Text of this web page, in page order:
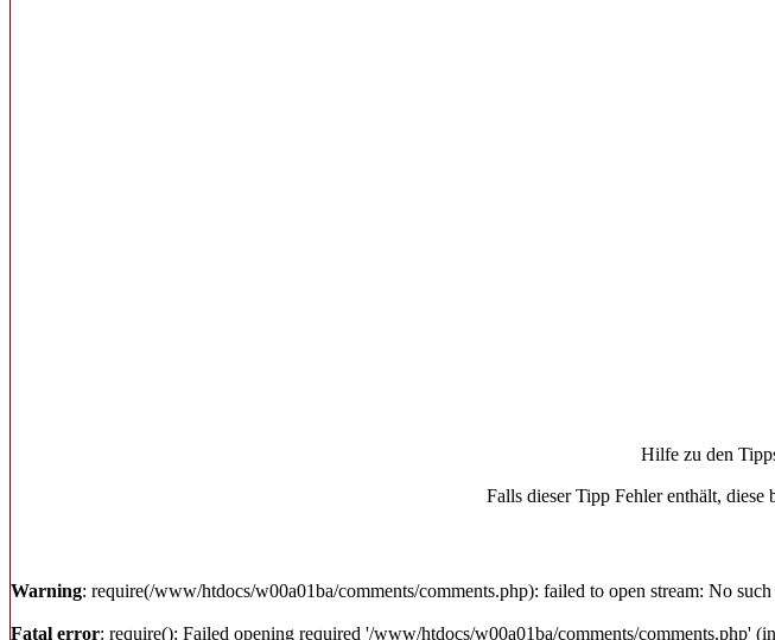
Hilfe zu den
Falls dieser Tipp Fehler enthält, diese
Warning: require(/www/htdocs/w00a01ba/comments/comments.php): failed to open stream: No
Fatal error: require(): Failed opening required '/www/htdocs/w00a01ba/comments/comments.php'